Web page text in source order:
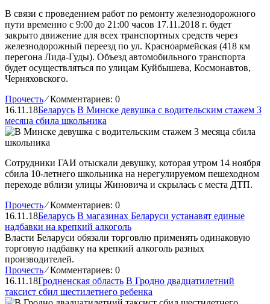
В связи с проведением работ по ремонту железнодорожного
пути временно с 9:00 до 21:00 часов 17.11.2018 г. будет
закрыто движение для всех транспортных средств через
железнодорожный переезд по ул. Красноармейская (418 км
перегона Лида-Гуды). Объезд автомобильного транспорта
будет осуществляться по улицам Куйбышева, Космонавтов,
Черняховского.
Прочесть ⁄Комментариев: 0
16.11.18Беларусь В Минске девушка с водительским стажем 3
месяца сбила школьника
Сотрудники ГАИ отыскали девушку, которая утром 14 ноября
сбила 10-летнего школьника на нерегулируемом пешеходном
переходе вблизи улицы Жиновича и скрылась с места ДТП.
Прочесть ⁄Комментариев: 0
16.11.18Беларусь В магазинах Беларуси устанавят единые
надбавки на крепкий алкоголь
Власти Беларуси обязали торговлю применять одинаковую
торговую надбавку на крепкий алкоголь разных
производителей.
Прочесть ⁄Комментариев: 0
16.11.18Гродненская область В Гродно двадцатилетний
таксист сбил шестилетнего ребенка